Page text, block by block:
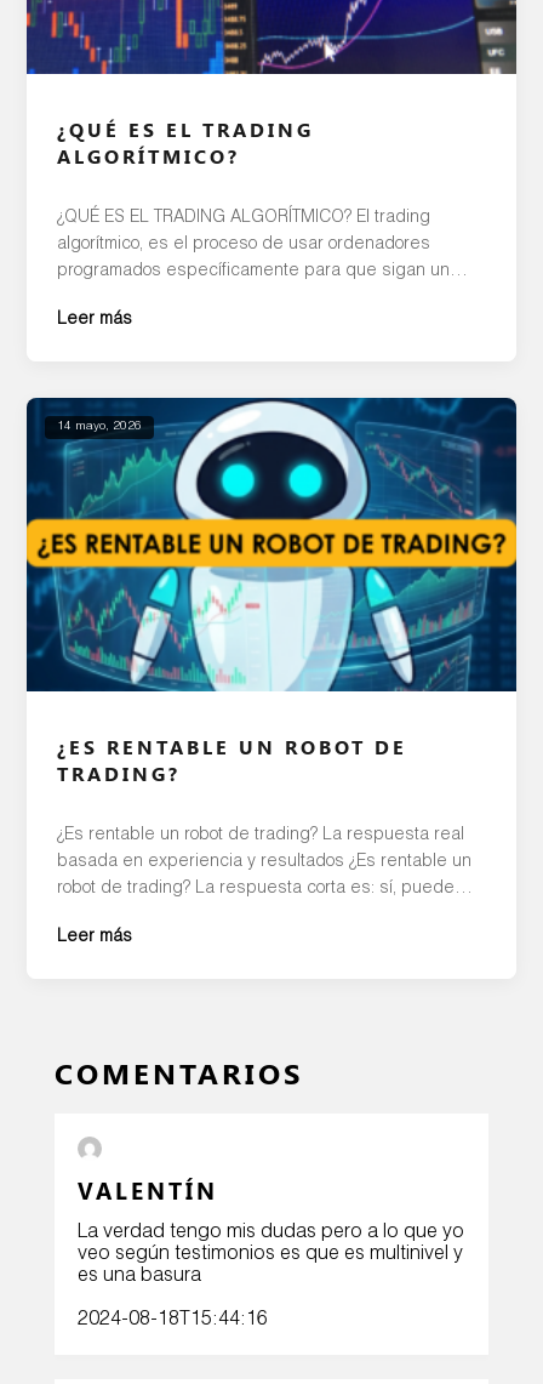
¿QUÉ ES EL TRADING
ALGORÍTMICO?
¿QUÉ ES EL TRADING ALGORÍTMICO? El trading
algorítmico, es el proceso de usar ordenadores
programados específicamente para que sigan un
algoritmo. El fin es realizar inversiones para generar
las oportunidades de ganancias […]
Leer más
14 mayo, 2026
¿ES RENTABLE UN ROBOT DE
TRADING?
¿Es rentable un robot de trading? La respuesta real
basada en experiencia y resultados ¿Es rentable un
robot de trading? La respuesta corta es: sí, puede
imaginan. La rentabilidad depende de múltiples
Leer más
COMENTARIOS
VALENTÍN
La verdad tengo mis dudas pero a lo que yo
veo según testimonios es que es multinivel y
es una basura
2024-08-18T15:44:16